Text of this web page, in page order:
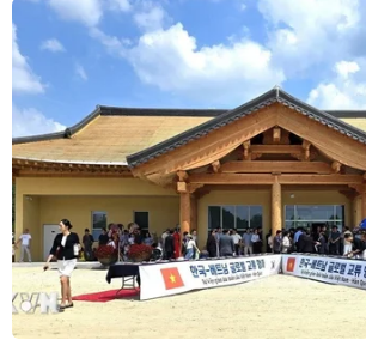
có một số hoạt động riêng, trong
chuyến thăm tới Bảo tàng Phụ
Văn Miếu-Quốc Tử Giám.
Tại Indonesia, Thủ tướng Suga
cuộc hội đàm với Tổng thống
Widodo, gặp gỡ đại diện các
tại Indonesia và tham dự một số
khác./.